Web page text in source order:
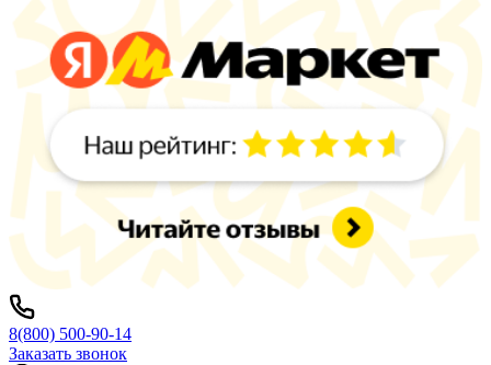
8(800) 500-90-14
Заказать звонок